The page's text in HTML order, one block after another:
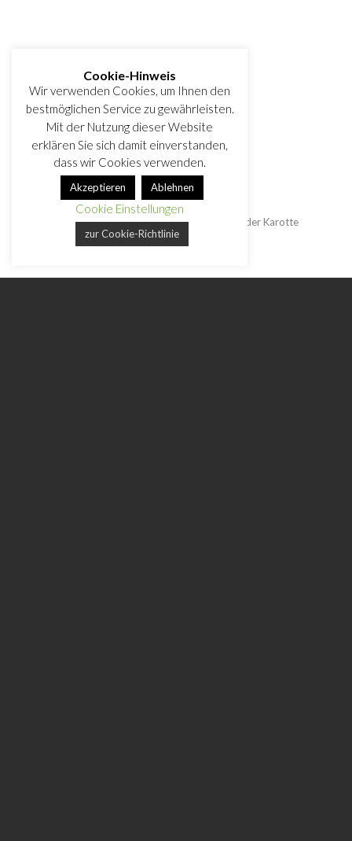
Silvester 2019 ~ Rinderfilet, Trüffel, Spargel auf wilder Karotte
Cookie-Hinweis
Wir verwenden Cookies, um Ihnen den
bestmöglichen Service zu gewährleisten.
Mit der Nutzung dieser Website
erklären Sie sich damit einverstanden,
dass wir Cookies verwenden.
Akzeptieren Ablehnen
Cookie Einstellungen
zur Cookie-Richtlinie